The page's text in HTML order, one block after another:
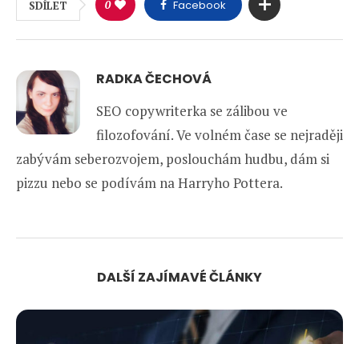
SDÍLET 0 Facebook
RADKA ČECHOVÁ
SEO copywriterka se zálibou ve
filozofování. Ve volném čase se nejraději
zabývám seberozvojem, poslouchám hudbu, dám si
pizzu nebo se podívám na Harryho Pottera.
DALŠÍ ZAJÍMAVÉ ČLÁNKY